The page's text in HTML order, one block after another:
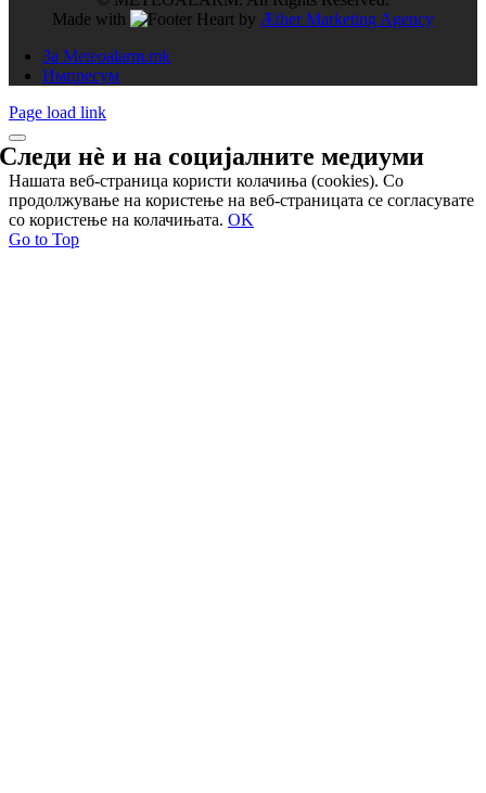
Made with
by Æther Marketing Agency
За Meteoalarm.mk
Импресум
Page load link
Следи нѐ и насоцијалните медиуми
Нашата веб-страница користи колачиња (cookies). Со
продолжување на користење на веб-страницата се согласувате
со користење на колачињата. OK
Go to Top